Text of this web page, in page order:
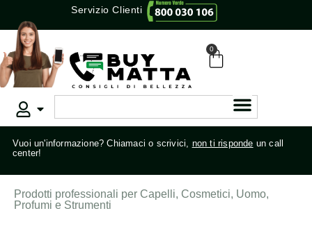
Servizio Clienti
0
Vuoi un'informazione? Chiamaci o scrivici, non ti risponde un call
center!
Prodotti professionali per Capelli, Cosmetici, Uomo,
Profumi e Strumenti